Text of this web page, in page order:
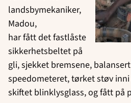
landsbymekaniker,
Madou,
har fått det fastlåste
sikkerhetsbeltet på
gli, sjekket bremsene,
speedometeret, tørket støv
skiftet blinklysglass, og fått på